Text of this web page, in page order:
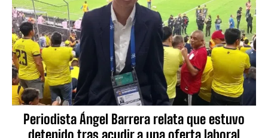
Periodista Ángel Barrera relata que estuvo
detenido tras acudir a una oferta laboral